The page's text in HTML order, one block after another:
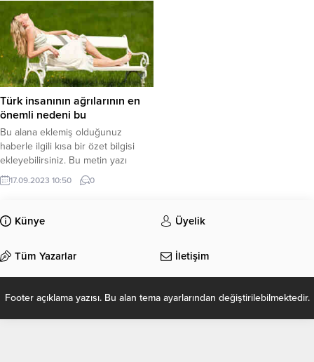
Türk insanının ağrılarının en
önemli nedeni bu
Bu alana eklemiş olduğunuz
haberle ilgili kısa bir özet bilgisi
ekleyebilirsiniz. Bu metin yazı
düzenleme sayfasında “Özet”
bölümünden eklenebilir. Özet
olarak bu şekilde gösterilir,
eklenmemişse bu alan boş kalır.
17.09.2023 10:50 0
Künye Üyelik
Tüm Yazarlar İletişim
Footer açıklama yazısı. Bu alan tema ayarlarından değiştirilebilmektedir.